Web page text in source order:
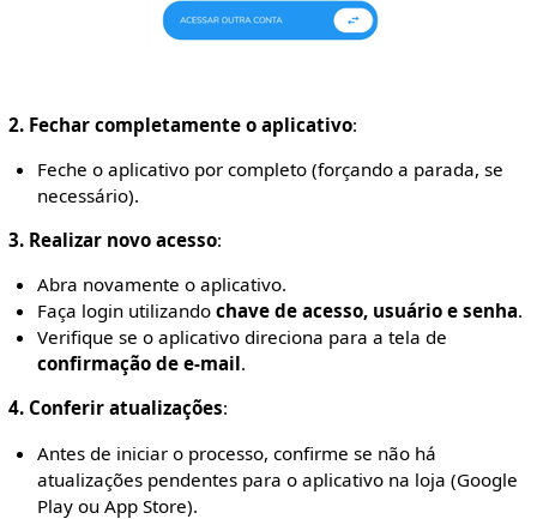
2. Fechar completamente o aplicativo:
Feche o aplicativo por completo (forçando a parada, se
necessário).
3. Realizar novo acesso:
Abra novamente o aplicativo.
Faça login utilizandochave de acesso, usuário e senha.
Verifique se o aplicativo direciona para a tela de
confirmação de e-mail.
4. Conferir atualizações:
Antes de iniciar o processo, confirme se não há
atualizações pendentes para o aplicativo na loja (Google
Play ou App Store).